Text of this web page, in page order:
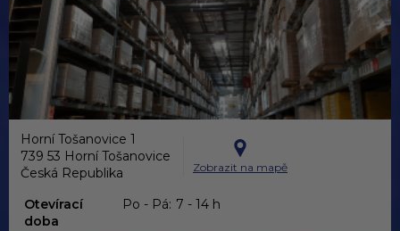
Horní Tošanovice 1
739 53 Horní Tošanovice
Česká Republika
Zobrazit na mapě
Otevírací
doba
Po - Pá: 7 - 14 h